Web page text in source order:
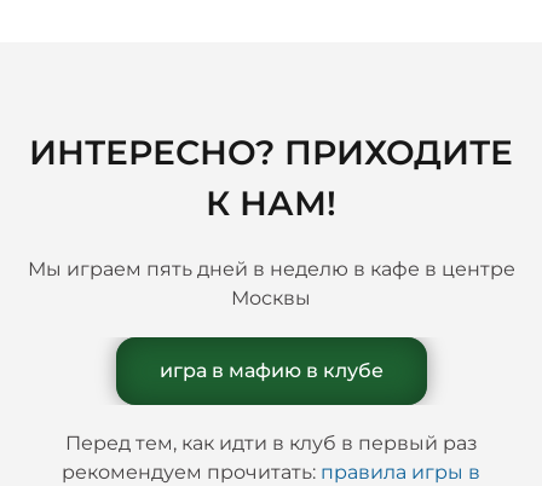
ИНТЕРЕСНО? ПРИХОДИТЕ
К НАМ!
Мы играем пять дней в неделю в кафе в центре
Москвы
игра в мафию в клубе
Перед тем, как идти в клуб в первый раз
рекомендуем прочитать: правила игры в